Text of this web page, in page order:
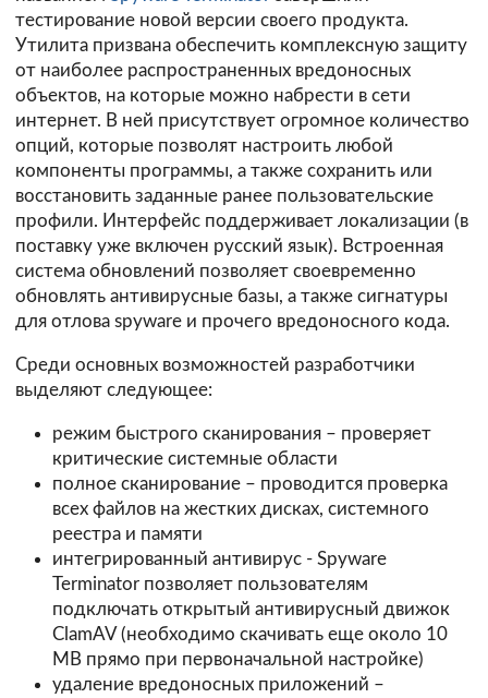
тестирование новой версии своего продукта.
Утилита призвана обеспечить комплексную защиту
от наиболее распространенных вредоносных
объектов, на которые можно набрести в сети
интернет. В ней присутствует огромное количество
опций, которые позволят настроить любой
компоненты программы, а также сохранить или
восстановить заданные ранее пользовательские
профили. Интерфейс поддерживает локализации (в
поставку уже включен русский язык). Встроенная
система обновлений позволяет своевременно
обновлять антивирусные базы, а также сигнатуры
для отлова spyware и прочего вредоносного кода.
Среди основных возможностей разработчики
выделяют следующее:
режим быстрого сканирования – проверяет
критические системные области
полное сканирование – проводится проверка
всех файлов на жестких дисках, системного
реестра и памяти
интегрированный антивирус - Spyware
Terminator позволяет пользователям
подключать открытый антивирусный движок
ClamAV (необходимо скачивать еще около 10
MB прямо при первоначальной настройке)
удаление вредоносных приложений –